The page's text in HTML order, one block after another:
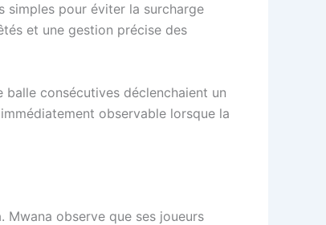
simples pour éviter la surcharge
et une gestion précise des
balle consécutives déclenchaient un
observable lorsque la
observe que ses joueurs